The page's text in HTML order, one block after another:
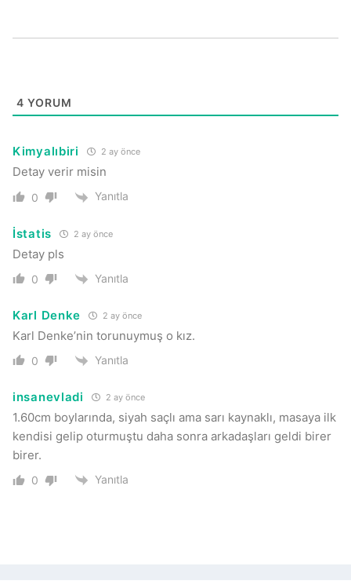
4 YORUM
Kimyalıbiri 2 ay önce
Detay verir misin
0 Yanıtla
İstatis 2 ay önce
Detay pls
0 Yanıtla
Karl Denke 2 ay önce
Karl Denke’nin torunuymuş o kız.
0 Yanıtla
insanevladi 2 ay önce
1.60cm boylarında, siyah saçlı ama sarı kaynaklı, masaya ilk
kendisi gelip oturmuştu daha sonra arkadaşları geldi birer
birer.
0 Yanıtla